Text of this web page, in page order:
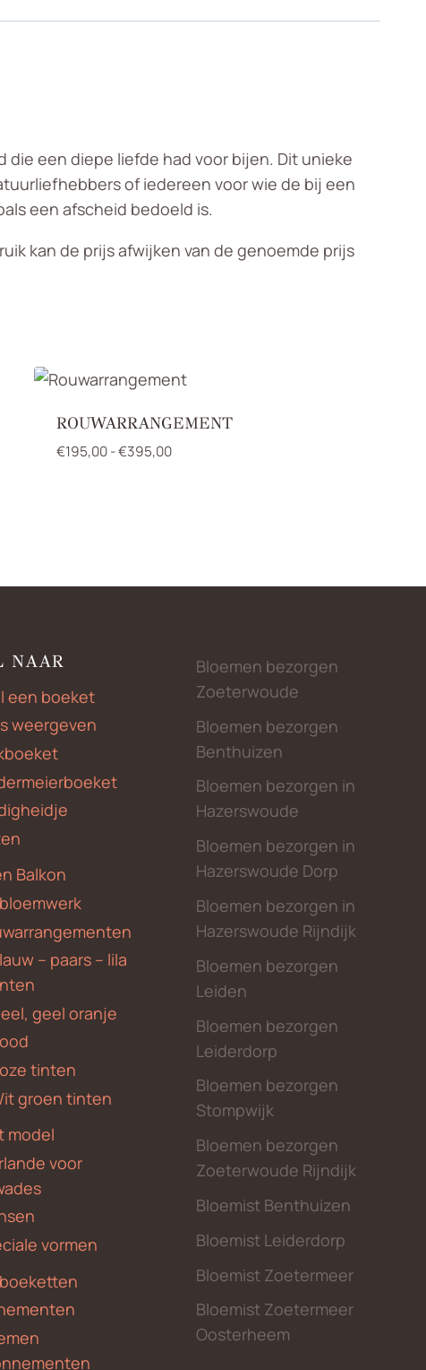
een diepe liefde had voor bijen. Dit unieke
of iedereen voor wie de bij een
een afscheid bedoeld is.
kan de prijs afwijken van de genoemde prijs
ROUWARRANGEMENT
€195,00 -€395,00Prijsklasse:
NAAR
een boeket
weergeven
Balkon
– paars – lila
geel oranje
tinten
groen tinten
model
voor
vormen
Bloemen bezorgen
Zoeterwoude
Bloemen bezorgen
Benthuizen
Bloemen bezorgen in
Hazerswoude
Bloemen bezorgen in
Hazerswoude Dorp
Bloemen bezorgen in
Hazerswoude Rijndijk
Bloemen bezorgen
Leiden
Bloemen bezorgen
Leiderdorp
Bloemen bezorgen
Stompwijk
Bloemen bezorgen
Zoeterwoude Rijndijk
Bloemist Benthuizen
Bloemist Leiderdorp
Bloemist Zoetermeer
Bloemist Zoetermeer
Oosterheem